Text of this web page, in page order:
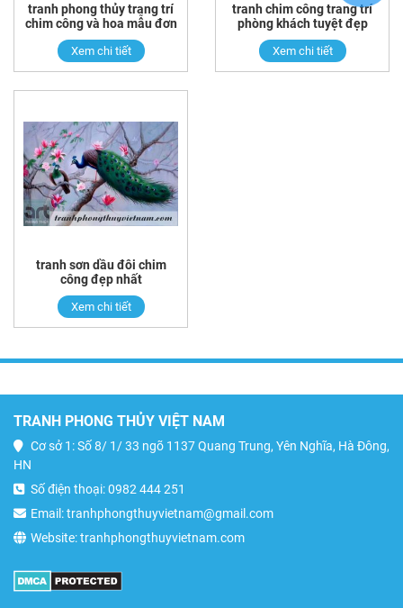
tranh phong thủy trang trí
chim công và hoa mẫu đơn
Xem chi tiết
tranh chim công trang trí
phòng khách tuyệt đẹp
Xem chi tiết
tranh sơn dầu đôi chim
công đẹp nhất
Xem chi tiết
TRANH PHONG THỦY VIỆT NAM
Cơ sở 1: Số 8/ 1/ 33 ngõ 1137 Quang Trung, Yên Nghĩa, Hà Đông,
HN
Số điện thoại: 0982 444 251
Email: tranhphongthuyvietnam@gmail.com
Website: tranhphongthuyvietnam.com